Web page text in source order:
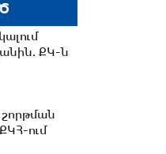
«Ծիրան»
ում
մլրդ դրամի
ՔԿ-ն
ում